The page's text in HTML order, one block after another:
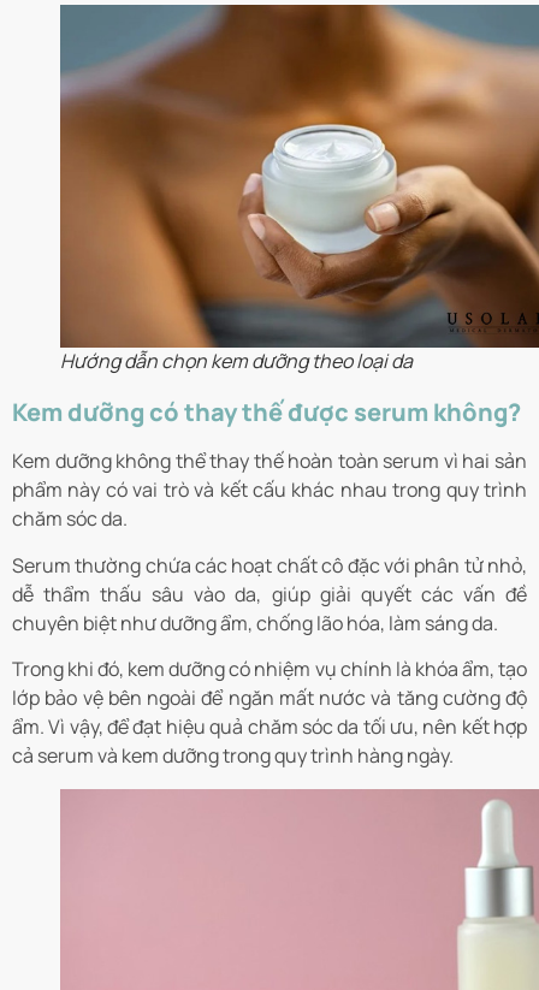
Hướng dẫn chọn kem dưỡng theo loại da
Kem dưỡng có thay thế được serum không?
Kem dưỡng không thể thay thế hoàn toàn serum vì hai sản
phẩm này có vai trò và kết cấu khác nhau trong quy trình
chăm sóc da.
Serum thường chứa các hoạt chất cô đặc với phân tử nhỏ,
dễ thẩm thấu sâu vào da, giúp giải quyết các vấn đề
chuyên biệt như dưỡng ẩm, chống lão hóa, làm sáng da.
Trong khi đó, kem dưỡng có nhiệm vụ chính là khóa ẩm, tạo
lớp bảo vệ bên ngoài để ngăn mất nước và tăng cường độ
ẩm. Vì vậy, để đạt hiệu quả chăm sóc da tối ưu, nên kết hợp
cả serum và kem dưỡng trong quy trình hàng ngày.